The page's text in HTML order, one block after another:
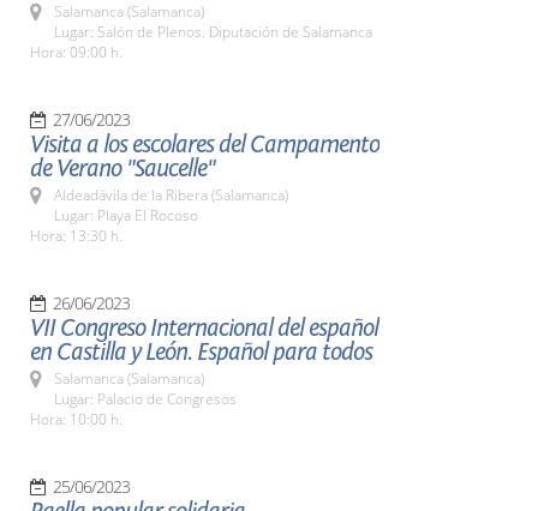
Salamanca (Salamanca)
Lugar: Salón de Plenos. Diputación de Salamanca
Hora: 09:00 h.
27/06/2023
Visita a los escolares del Campamento
de Verano "Saucelle"
Aldeadávila de la Ribera (Salamanca)
Lugar: Playa El Rocoso
Hora: 13:30 h.
26/06/2023
VII Congreso Internacional del español
en Castilla y León. Español para todos
Salamanca (Salamanca)
Lugar: Palacio de Congresos
Hora: 10:00 h.
25/06/2023